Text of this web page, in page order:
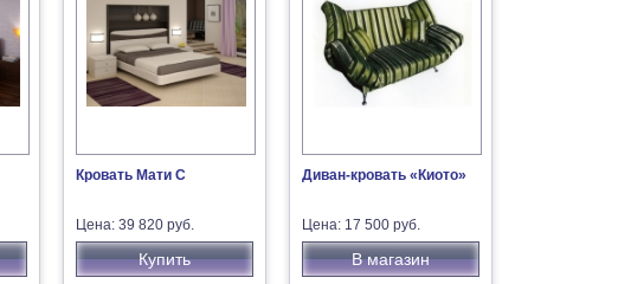
Кровать Мати С
Цена: 39 820 руб.
Купить
Диван-кровать «Киото»
Цена: 17 500 руб.
В магазин